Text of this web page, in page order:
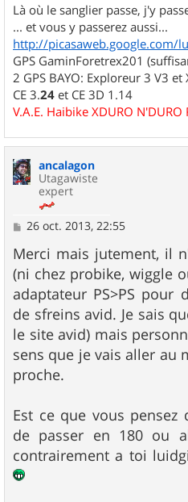
Là où le sanglier passe, j'y
... et vous y passerez aussi...
http://picasaweb.google.com/
GPS GaminForetrex201
2 GPS BAYO: Exploreur 3 V3
CE 3.24 et CE 3D 1.14
V.A.E. Haibike XDURO N'DURO
ancalagon
Utagawiste
expert
M
s
s
a
g
e
26 oct. 2013, 22:55
Merci mais jutement, il
(ni chez probike, wiggle
adaptateur PS>PS pour
de sfreins avid. Je sais
le site avid) mais
sens que je vais aller au
proche.
Est ce que vous
de passer en 180 ou
contrairement a toi